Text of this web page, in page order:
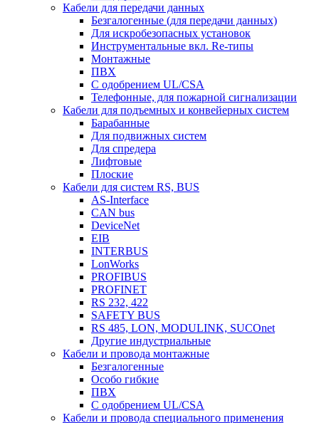
Кабели для передачи данных
Безгалогенные (для передачи данных)
Для искробезопасных установок
Инструментальные вкл. Re-типы
Монтажные
ПВХ
С одобрением UL/CSA
Телефонные, для пожарной сигнализации
Кабели для подъемных и конвейерных систем
Барабанные
Для подвижных систем
Для спредера
Лифтовые
Плоские
Кабели для систем RS, BUS
AS-Interface
CAN bus
DeviceNet
EIB
INTERBUS
LonWorks
PROFIBUS
PROFINET
RS 232, 422
SAFETY BUS
RS 485, LON, MODULINK, SUCOnet
Другие индустриальные
Кабели и провода монтажные
Безгалогенные
Особо гибкие
ПВХ
С одобрением UL/CSA
Кабели и провода специального применения